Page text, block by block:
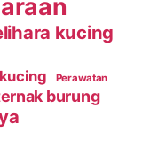
kucing
Perawatan
burung